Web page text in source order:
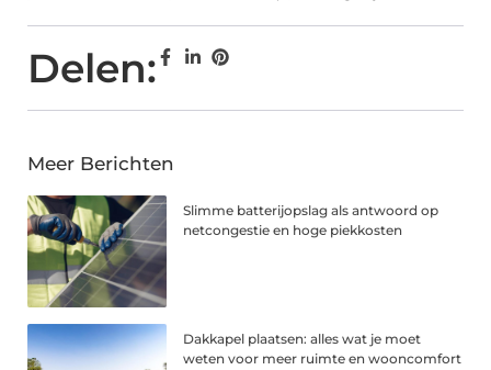
Delen:
Meer Berichten
Slimme batterijopslag als antwoord op
netcongestie en hoge piekkosten
Dakkapel plaatsen: alles wat je moet
weten voor meer ruimte en wooncomfort